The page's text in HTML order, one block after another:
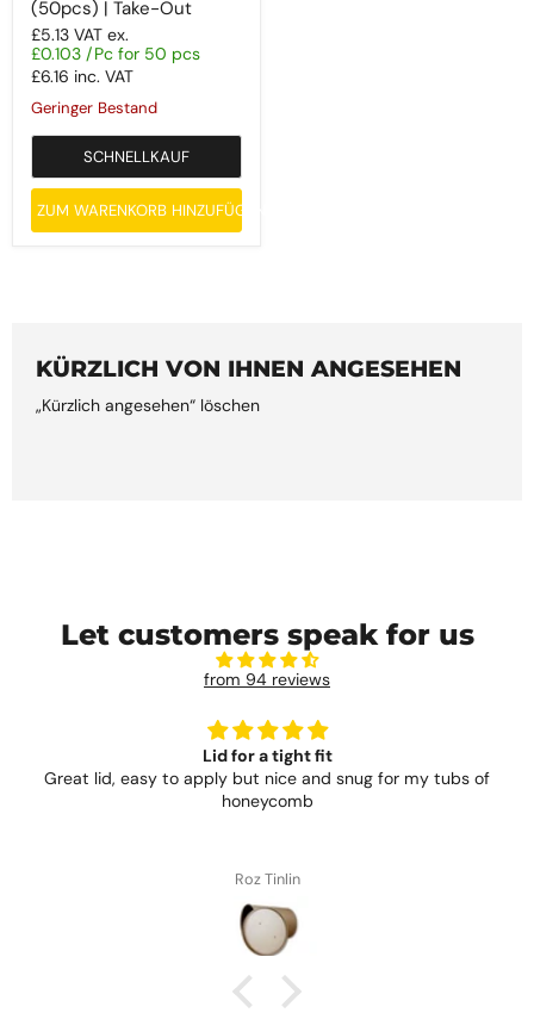
(50pcs) | Take-Out
£5.13 VAT ex.
£0.103 /Pc for 50 pcs
£6.16 inc. VAT
Geringer Bestand
SCHNELLKAUF
ZUM WARENKORB HINZUFÜGEN
KÜRZLICH VON IHNEN ANGESEHEN
„Kürzlich angesehen“ löschen
Let customers speak for us
from 94 reviews
Lid for a tight fit
Great lid, easy to apply but nice and snug for my tubs of
honeycomb
Roz Tinlin